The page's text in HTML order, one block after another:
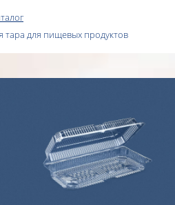
тара для пищевых продуктов